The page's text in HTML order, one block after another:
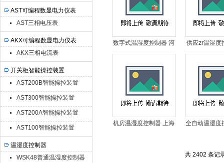
AST可编程数显电力仪表
AST三相电压表
AKX可编程数显电力仪表
AKX三相电流表
开关柜智能操控装置
AST200B智能操控装置
AST300智能操控装置
AST200A智能操控装置
AST100智能操控装置
温湿度控制器
WSK48普通温湿度控制器
数字式温湿度控制器 河
北温湿度控制器 温湿度
控制器功能
供应zr温湿度
温湿度控制器
zr温湿度控
机房温湿度控制器 上海
全自动温湿度
共 2402 条记